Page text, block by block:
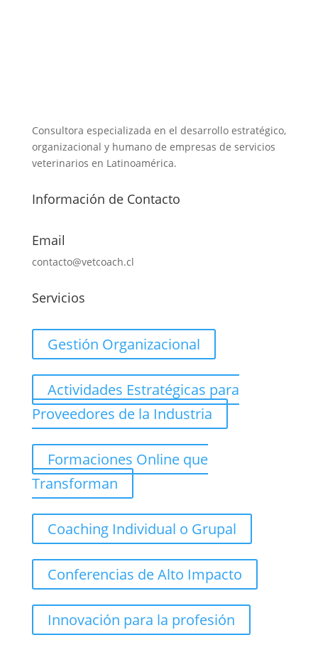
Consultora especializada en el desarrollo estratégico,
organizacional y humano de empresas de servicios
veterinarios en Latinoamérica.
Información de Contacto
Email
contacto@vetcoach.cl
Servicios
Gestión Organizacional
Actividades Estratégicas para
Proveedores de la Industria
Formaciones Online que
Transforman
Coaching Individual o Grupal
Conferencias de Alto Impacto
Innovación para la profesión